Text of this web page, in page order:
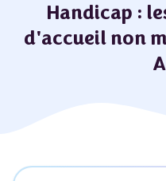
Handicap :
d'accueil non